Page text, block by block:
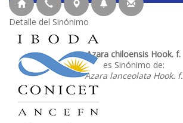
Detalle del Sinónimo
Azara chiloensis Hook. f.
es Sinónimo de:
Azara lanceolata Hook. f.